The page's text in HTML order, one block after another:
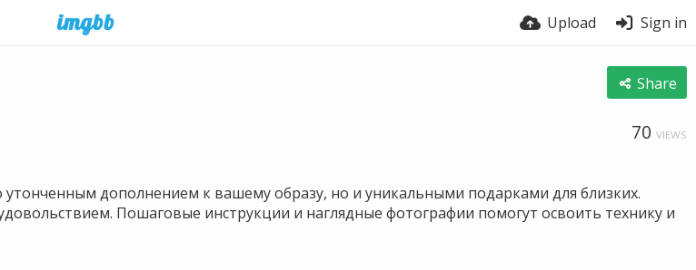
Upload Sign in
Share
70 VIEWS
дополнением к вашему образу, но и уникальными подарками для близких.
Пошаговые инструкции и наглядные фотографии помогут освоить технику и